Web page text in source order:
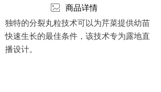
商品详情
独特的分裂丸粒技术可以为芹菜提供幼苗
快速生长的最佳条件，该技术专为露地直
播设计。
ꂈ